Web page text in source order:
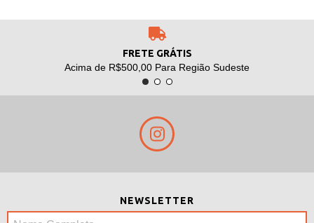
FRETE GRÁTIS
Acima de R$500,00 Para Região Sudeste
NEWSLETTER